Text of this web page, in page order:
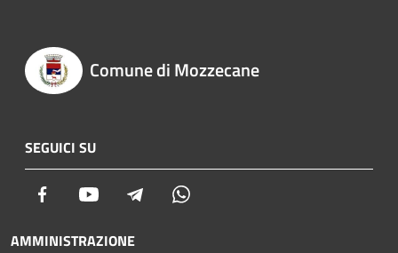
Comune di Mozzecane
SEGUICI SU
Facebook Youtube Telegram
AMMINISTRAZIONE